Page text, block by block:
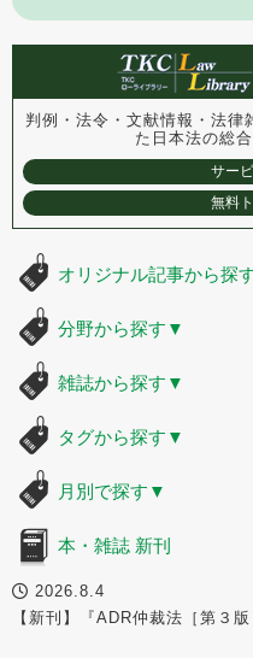
判例・法令・文献情報・法律
た 日本法の総
サー
無料
オリジナル記事から探
分野から探す ▼
雑誌から探す ▼
タグから探す ▼
月別で探す ▼
本・雑誌 新刊
2026.8.4
【新刊】『ADR仲裁法［第３